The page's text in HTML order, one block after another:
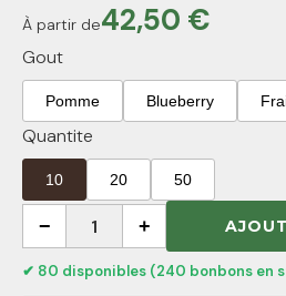
À partir de42,50 €
Gout
Pomme Blueberry
Quantite
10 20 50
− 1 +
✔ 80 disponibles (240 bonbons en